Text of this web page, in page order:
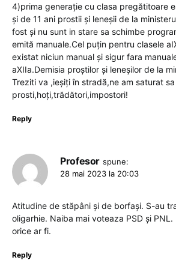
4)prima generație cu clasa pregătitoare
și de 11 ani prostii și leneșii de la
fost și nu sunt in stare sa schimbe
emită manuale.Cel puțin pentru clasele
existat niciun manual și sigur fara
aXIIa.Demisia proștilor și leneșilor de la
Treziti va ,ieșiți în stradă,ne am saturat
prosti,hoți,trădători,impostori!
Reply
Profesor spune:
28 mai 2023 la 20:03
Atitudine de stăpâni și de borfași. S-au
oligarhie. Naiba mai voteaza PSD și
orice ar fi.
Reply